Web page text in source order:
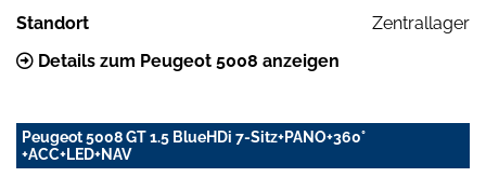
Standort
Zentrallager
Details zum Peugeot 5008 anzeigen
Peugeot 5008 GT 1.5 BlueHDi 7-Sitz+PANO+360°
+ACC+LED+NAV